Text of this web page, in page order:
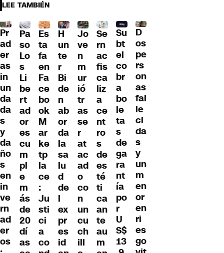
LEE TAMBIÉN
Pr
ad
er
as
in
un
da
da
s
y
da
ño
s
en
in
ve
rn
ad
er
os
Pa
so
Lo
s
Li
be
rt
ad
or
es
cu
m
pl
e
m
ás
de
20
dí
as
Es
ta
fa
en
Fa
ce
bo
ok
M
ar
ke
tp
la
ce
:
Ju
sti
ci
a
co
H
un
te
r
Bi
de
n
ab
or
da
la
sa
lu
d
de
l
ex
pr
es
id
Jo
ve
n
m
ur
ió
tr
as
se
r
at
ac
ad
o
co
n
un
cu
ch
ill
Se
rn
ac
fis
ca
liz
a
ce
nt
ro
s
de
es
té
ti
ca
an
te
au
m
Su
bt
el
co
br
a
bo
le
ta
s
de
ga
ra
nt
ía
po
r
U
S$
13
D
os
pe
rs
on
as
fal
le
ci
da
s
y
un
m
en
or
en
ri
es
go